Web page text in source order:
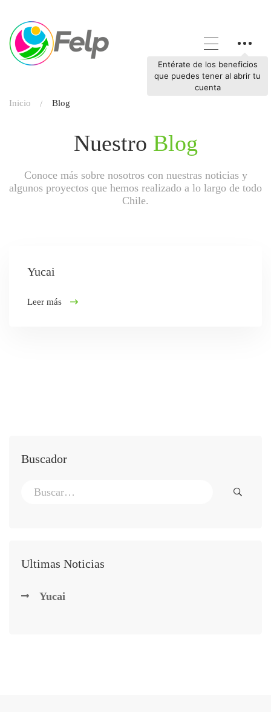
Nuestro Blog
Conoce más sobre nosotros con nuestras noticias y
algunos proyectos que hemos realizado a lo largo de todo
Chile.
Inicio Blog
Yucai
Leer más
Buscador
Ultimas Noticias
Yucai
Entérate de los beneficios
que puedes tener al abrir tu
cuenta